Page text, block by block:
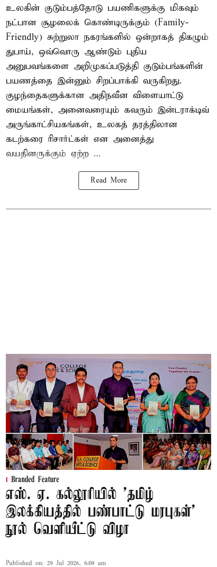
உலகின் குடும்பத்தோடு பயணிகளுக்கு மிகவும்
நட்பான சூழலைக் கொண்டிருக்கும் (Family-
Friendly) சுற்றுலா நகரங்களில் ஒன்றாகத் திகழும்
துபாய், ஒவ்வொரு ஆண்டும் புதிய
அனுபவங்களை அறிமுகப்படுத்தி குடும்பங்களின்
பயணத்தை இன்னும் சிறப்பாக்கி வருகிறது.
குழந்தைகளுக்கான அதிநவீன விளையாட்டு
மையங்கள், அனைவரையும் கவரும் இன்டராக்டிவ்
அருங்காட்சியகங்கள், உலகத் தரத்திலான
கடற்கரை ரிசார்ட்கள் என அனைத்து
வயதினருக்கும் ஏற்ற ...
Read More
Branded Feature
எஸ். ஏ. கல்லூரியில் 'தமிழ்
இலக்கியத்தில் பண்பாட்டு மரபுகள்'
நூல் வெளியீட்டு விழா
Published on: 29 Jul 2026, 6:09 am